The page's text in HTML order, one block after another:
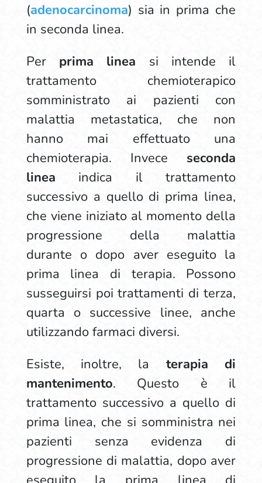
(adenocarcinoma) sia in prima che
in seconda linea.
Per prima linea si intende il
trattamento chemioterapico
somministrato ai pazienti con
malattia metastatica, che non
hanno mai effettuato una
chemioterapia. Invece seconda
linea indica il trattamento
successivo a quello di prima linea,
che viene iniziato al momento della
progressione della malattia
durante o dopo aver eseguito la
prima linea di terapia. Possono
susseguirsi poi trattamenti di terza,
quarta o successive linee, anche
utilizzando farmaci diversi.
Esiste, inoltre, la terapia di
mantenimento. Questo è il
trattamento successivo a quello di
prima linea, che si somministra nei
pazienti senza evidenza di
progressione di malattia, dopo aver